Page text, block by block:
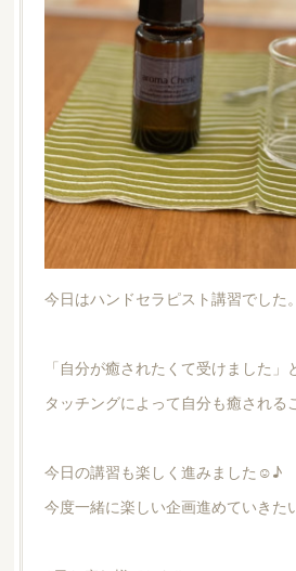
今日はハンドセラピスト講習でした。
「自分が癒されたくて受けました」
タッチングによって自分も癒され
今日の講習も楽しく進みました☺︎♪
今度一緒に楽しい企画進めていきた